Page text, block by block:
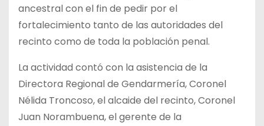
ancestral con el fin de pedir por el
fortalecimiento tanto de las autoridades del
recinto como de toda la población penal.
La actividad contó con la asistencia de la
Directora Regional de Gendarmería, Coronel
Nélida Troncoso, el alcaide del recinto, Coronel
Juan Norambuena, el gerente de la